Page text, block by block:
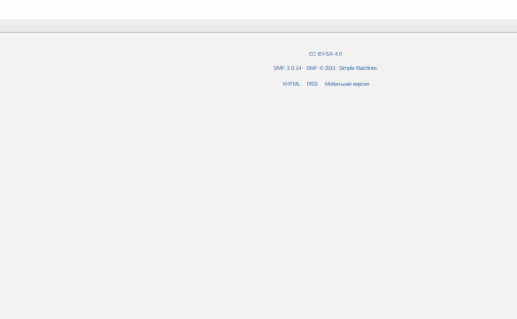
CC BY-SA 4.0
SMF 2.0.14 SMF © 2011 Simple Machines
XHTML RSS Мобильная версия